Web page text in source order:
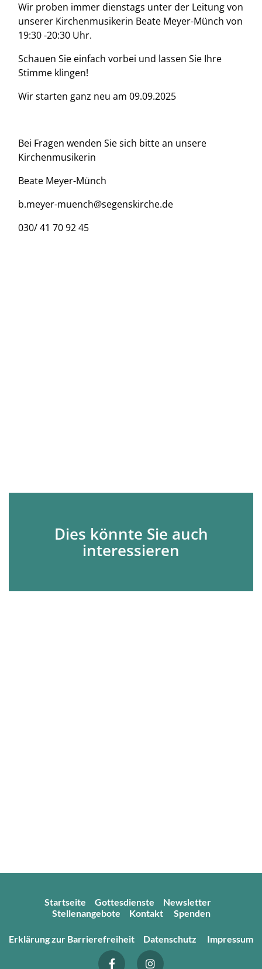
Wir proben immer dienstags unter der Leitung von
unserer Kirchenmusikerin Beate Meyer-Münch von
19:30 -20:30 Uhr.
Schauen Sie einfach vorbei und lassen Sie Ihre
Stimme klingen!
Wir starten ganz neu am 09.09.2025
Bei Fragen wenden Sie sich bitte an unsere
Kirchenmusikerin
Beate Meyer-Münch
b.meyer-muench@segenskirche.de
030/ 41 70 92 45
Dies könnte Sie auch
interessieren
Startseite Gottesdienste
Newsletter
Stellenangebote
Kontakt Spenden
Erklärung zur Barrierefreiheit Datenschutz Impressum